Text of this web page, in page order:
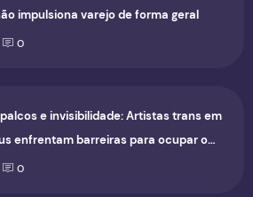
impulsiona varejo de forma geral
0
e invisibilidade: Artistas trans em
enfrentam barreiras para ocupar o
cultural
0